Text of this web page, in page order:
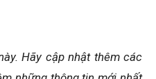
Hãy cập nhật thêm các